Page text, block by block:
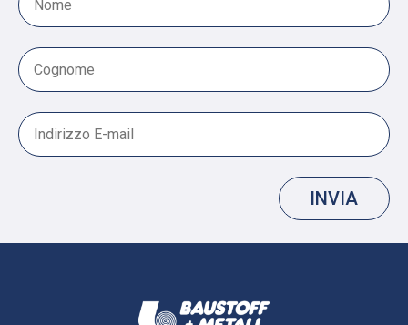
INVIA